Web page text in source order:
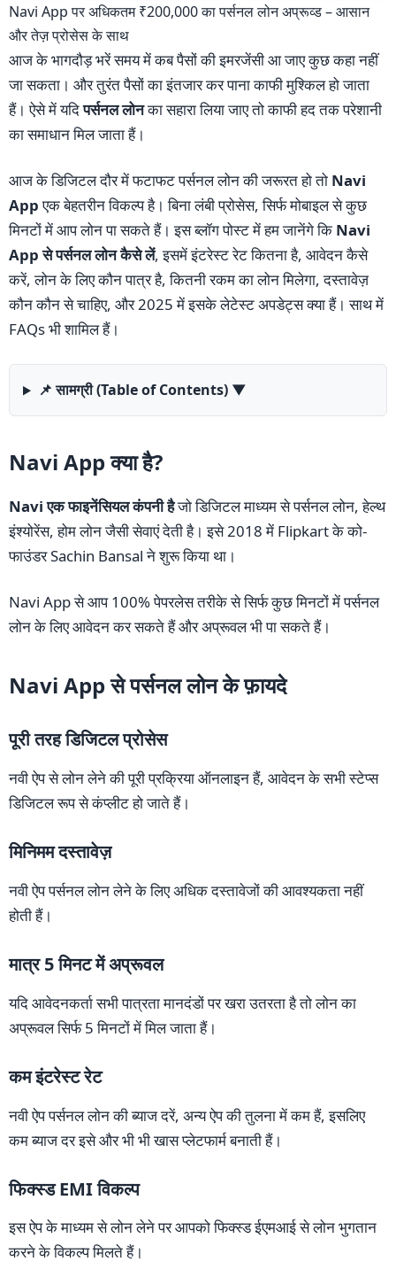
Navi App पर अधिकतम ₹200,000 का पर्सनल लोन अप्रूव्ड – आसान
और तेज़ प्रोसेस के साथ
आज के भागदौड़ भरें समय में कब पैसों की इमरजेंसी आ जाए कुछ कहा नहीं
जा सकता। और तुरंत पैसों का इंतजार कर पाना काफी मुश्किल हो जाता
हैं। ऐसे में यदिपर्सनल लोनका सहारा लिया जाए तो काफी हद तक परेशानी
का समाधान मिल जाता हैं।
आज के डिजिटल दौर में फटाफट पर्सनल लोन की जरूरत हो तो Navi
Appएक बेहतरीन विकल्प है। बिना लंबी प्रोसेस, सिर्फ मोबाइल से कुछ
मिनटों में आप लोन पा सकते हैं। इस ब्लॉग पोस्ट में हम जानेंगे कि Navi
App से पर्सनल लोन कैसे लें, इसमें इंटरेस्ट रेट कितना है, आवेदन कैसे
करें, लोन के लिए कौन पात्र है, कितनी रकम का लोन मिलेगा, दस्तावेज़
कौन कौन से चाहिए, और 2025 में इसके लेटेस्ट अपडेट्स क्या हैं। साथ में
FAQs भी शामिल हैं।
📌 सामग्री (Table of Contents) ▼
Navi App क्या है?
Navi एक फाइनेंसियल कंपनी हैजो डिजिटल माध्यम से पर्सनल लोन, हेल्थ
इंश्योरेंस, होम लोन जैसी सेवाएं देती है। इसे 2018 में Flipkart के को-
फाउंडर Sachin Bansal ने शुरू किया था।
Navi App से आप 100% पेपरलेस तरीके से सिर्फ कुछ मिनटों में पर्सनल
लोन के लिए आवेदन कर सकते हैं और अप्रूवल भी पा सकते हैं।
Navi App से पर्सनल लोन के फ़ायदे
पूरी तरह डिजिटल प्रोसेस
नवी ऐप से लोन लेने की पूरी प्रक्रिया ऑनलाइन हैं, आवेदन के सभी स्टेप्स
डिजिटल रूप से कंप्लीट हो जाते हैं।
मिनिमम दस्तावेज़
नवी ऐप पर्सनल लोन लेने के लिए अधिक दस्तावेजों की आवश्यकता नहीं
होती हैं।
मात्र 5 मिनट में अप्रूवल
यदि आवेदनकर्ता सभी पात्रता मानदंडों पर खरा उतरता है तो लोन का
अप्रूवल सिर्फ 5 मिनटों में मिल जाता हैं।
कम इंटरेस्ट रेट
नवी ऐप पर्सनल लोन की ब्याज दरें, अन्य ऐप की तुलना में कम हैं, इसलिए
कम ब्याज दर इसे और भी भी खास प्लेटफार्म बनाती हैं।
फिक्स्ड EMI विकल्प
इस ऐप के माध्यम से लोन लेने पर आपको फिक्स्ड ईएमआई से लोन भुगतान
करने के विकल्प मिलते हैं।